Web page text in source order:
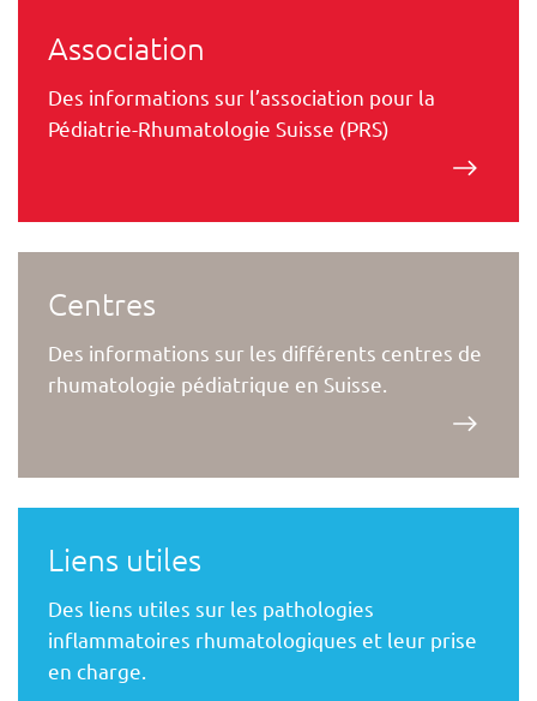
Association
Des informations sur l’association pour la
Pédiatrie-Rhumatologie Suisse (PRS)
Centres
Des informations sur les différents centres de
rhumatologie pédiatrique en Suisse.
Liens utiles
Des liens utiles sur les pathologies
inflammatoires rhumatologiques et leur prise
en charge.